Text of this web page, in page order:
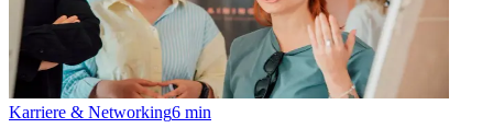
Karriere & Networking6 min